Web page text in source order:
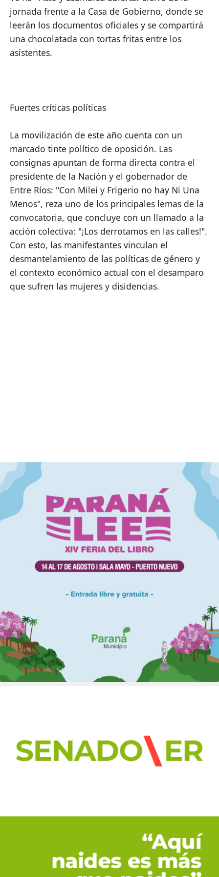
jornada frente a la Casa de Gobierno, donde se
leerán los documentos oficiales y se compartirá
una chocolatada con tortas fritas entre los
asistentes.
Fuertes críticas políticas
La movilización de este año cuenta con un
marcado tinte político de oposición. Las
consignas apuntan de forma directa contra el
presidente de la Nación y el gobernador de
Entre Ríos: "Con Milei y Frigerio no hay Ni Una
Menos", reza uno de los principales lemas de la
convocatoria, que concluye con un llamado a la
acción colectiva: "¡Los derrotamos en las calles!".
Con esto, las manifestantes vinculan el
desmantelamiento de las políticas de género y
el contexto económico actual con el desamparo
que sufren las mujeres y disidencias.